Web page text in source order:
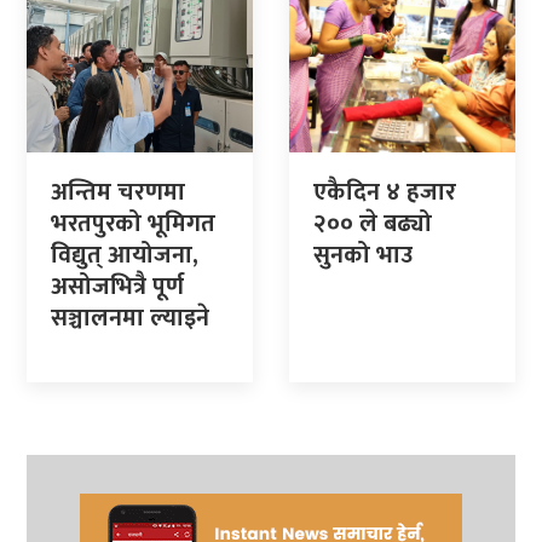
अन्तिम चरणमा
भरतपुरको भूमिगत
विद्युत् आयोजना,
असोजभित्रै पूर्ण
सञ्चालनमा ल्याइने
एकैदिन ४ हजार
२०० ले बढ्यो
सुनको भाउ